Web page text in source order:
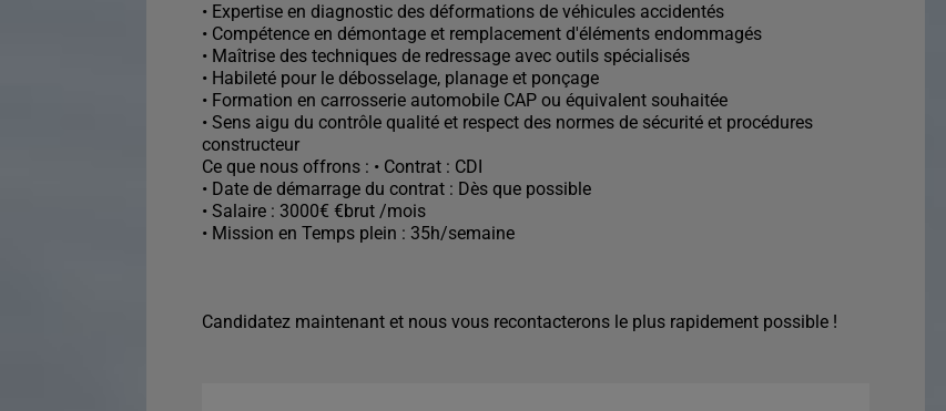
• Expertise en diagnostic des déformations de véhicules accidentés
• Compétence en démontage et remplacement d'éléments endommagés
• Maîtrise des techniques de redressage avec outils spécialisés
• Habileté pour le débosselage, planage et ponçage
• Formation en carrosserie automobile CAP ou équivalent souhaitée
• Sens aigu du contrôle qualité et respect des normes de sécurité et procédures
constructeur
Ce que nous offrons : • Contrat : CDI
• Date de démarrage du contrat : Dès que possible
• Salaire : 3000€ €brut /mois
• Mission en Temps plein : 35h/semaine
Candidatez maintenant et nous vous recontacterons le plus rapidement possible !